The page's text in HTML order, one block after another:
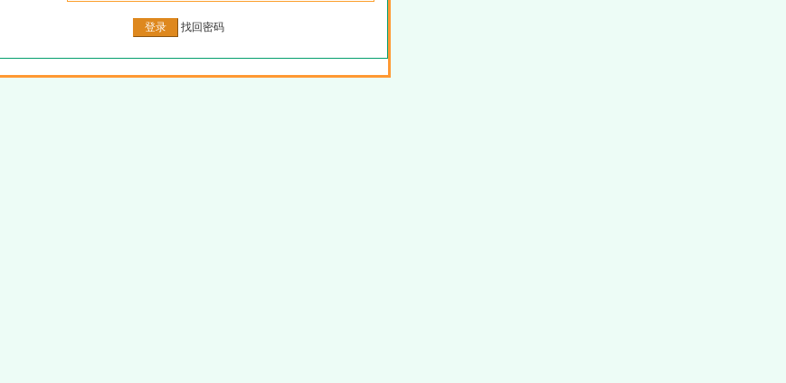
找回密码